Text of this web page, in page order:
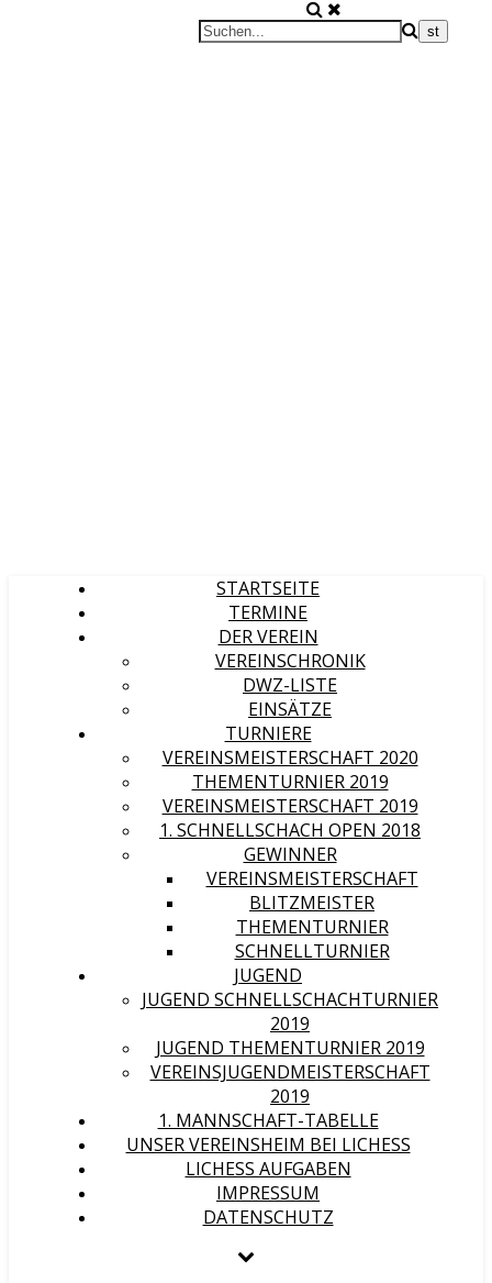
STARTSEITE
TERMINE
DER VEREIN
VEREINSCHRONIK
DWZ-LISTE
EINSÄTZE
TURNIERE
VEREINSMEISTERSCHAFT 2020
THEMENTURNIER 2019
VEREINSMEISTERSCHAFT 2019
1. SCHNELLSCHACH OPEN 2018
GEWINNER
VEREINSMEISTERSCHAFT
BLITZMEISTER
THEMENTURNIER
SCHNELLTURNIER
JUGEND
JUGEND SCHNELLSCHACHTURNIER
2019
JUGEND THEMENTURNIER 2019
VEREINSJUGENDMEISTERSCHAFT
2019
1. MANNSCHAFT-TABELLE
UNSER VEREINSHEIM BEI LICHESS
LICHESS AUFGABEN
IMPRESSUM
DATENSCHUTZ